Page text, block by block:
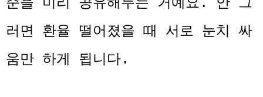
준을 미리 공유해두는 거예요. 안 그
러면 환율 떨어졌을 때 서로 눈치 싸
움만 하게 됩니다.